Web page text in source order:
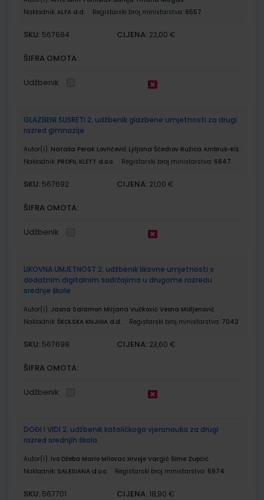
Nakladnik: ALFA d.d. Registarski broj ministarstva: 6557
SKU: 567684 CIJENA: 22,00 €
ŠIFRA OMOTA:
Udžbenik
GLAZBENI SUSRETI 2; udžbenik glazbene umjetnosti za drugi
razred gimnazije
Autor(i): Nataša Perak Lovričević Ljiljana Ščedrov Ružica Ambruš-Kiš
Nakladnik: PROFIL KLETT d.o.o. Registarski broj ministarstva: 6847
SKU: 567692 CIJENA: 21,00 €
ŠIFRA OMOTA:
Udžbenik
LIKOVNA UMJETNOST 2; udžbenik likovne umjetnosti s
dodatnim digitalnim sadržajima u drugome razredu
srednje škole
Autor(i): Jasna Salamon Mirjana Vučković Vesna Mišljenović
Nakladnik: ŠKOLSKA KNJIGA d.d. Registarski broj ministarstva: 7042
SKU: 567698 CIJENA: 23,60 €
ŠIFRA OMOTA:
Udžbenik
DOĐI I VIDI 2; udžbenik katoličkoga vjeronauka za drugi
razred srednjih škola
Autor(i): Ivo Džeba Mario Milovac Hrvoje Vargić Šime Zupčić
Nakladnik: SALESIANA d.o.o. Registarski broj ministarstva: 6974
SKU: 567701 CIJENA: 18,90 €